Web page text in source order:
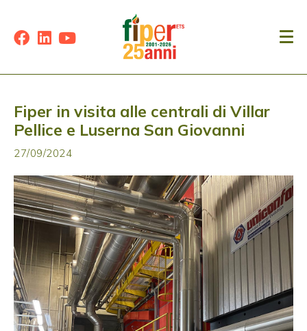
Fiper in visita alle centrali di Villar
Pellice e Luserna San Giovanni
27/09/2024